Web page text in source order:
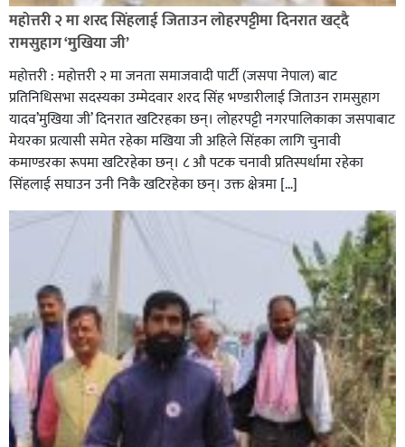
रेडक्रस सिराहा द्वारा सम्मानित
सिराहाको औरहीमा जेन-जी भेला सम्पन्न
महोत्तरी २ मा शरद सिंहलाई जिताउन लोहरपट्टीमा दिनरात खट्दै
रामसुहाग ‘मुखिया जी’
महोत्तरी : महोत्तरी २ मा जनता समाजवादी पार्टी (जसपा नेपाल) बाट
प्रतिनिधिसभा सदस्यका उम्मेदवार शरद सिंह भण्डारीलाई जिताउन रामसुहाग
यादव’मुखिया जी’ दिनरात खटिरहका छन्। लोहरपट्टी नगरपालिकाका जसपाबाट
मेयरका प्रत्यासी समेत रहेका मखिया जी अहिले सिंहका लागि चुनावी
कमाण्डरका रूपमा खटिरहेका छन्। ८ औ पटक चनावी प्रतिस्पर्धामा रहेका
सिंहलाई सघाउन उनी निकै खटिरहेका छन्। उक्त क्षेत्रमा […]